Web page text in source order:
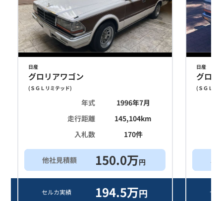
日産
グロリアワゴン
( ＳＧＬリミテッド)
年式
1996年7月
走行距離
145,104km
入札数
170件
他社見積額 150.0万円
セルカ実績 194.5万円
日産
グロ
( ＳＧＬリ
セ